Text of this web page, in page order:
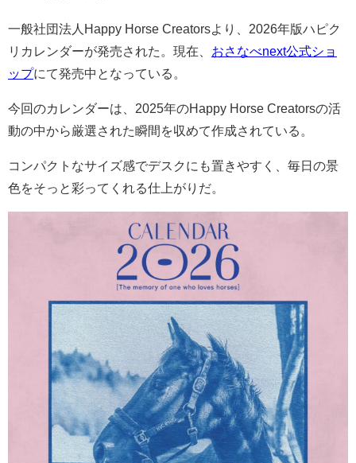
一般社団法人Happy Horse Creatorsより、2026年版ハピク
リカレンダーが発売された。現在、
おさなべnext公式ショ
ップにて発売中となっている。
今回のカレンダーは、2025年のHappy Horse Creatorsの活
動の中から厳選された瞬間を収めて作成されている。
コンパクトなサイズ感でデスクにも置きやすく、毎日の景
色をそっと彩ってくれる仕上がりだ。